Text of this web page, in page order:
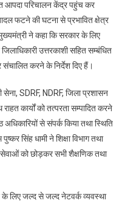
आपदा परिचालन केंद्र पहुंच कर
फटने की घटना से प्रभावित क्षेत्र
ने कहा कि सरकार के लिए
उत्तरकाशी सहित सम्बंधित
संचालित करने के निर्देश दिए हैं।
सेना, SDRF, NDRF, जिला प्रशासन
कार्यों को तत्परता सम्पादित करने
से संपर्क किया तथा स्थिति
सिंह धामी ने शिक्षा विभाग तथा
सेवाओं को छोड़कर सभी शैक्षणिक तथा
के लिए जल्द से जल्द नेटवर्क व्यवस्था